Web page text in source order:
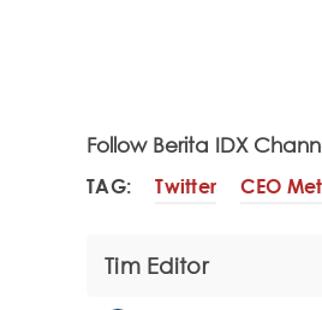
Follow Berita IDX
TAG: Twitter CEO
Tim Editor